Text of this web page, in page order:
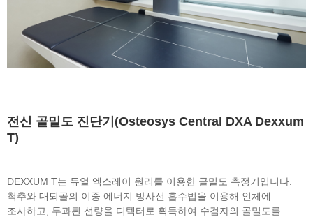
전신 골밀도 진단기(Osteosys Central DXA Dexxum
T)
DEXXUM T는 듀얼 엑스레이 원리를 이용한 골밀도 측정기입니다.
척추와 대퇴골의 이중 에너지 방사선 흡수법을 이용해 인체에
조사하고, 투과된 선량을 디텍터로 획득하여 수검자의 골밀도를